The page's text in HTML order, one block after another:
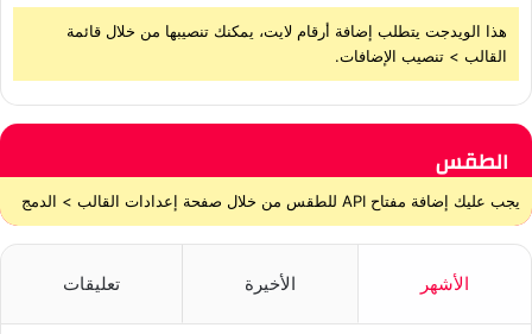
هذا الويدجت يتطلب إضافة أرقام لايت، يمكنك تنصيبها من خلال قائمة
القالب > تنصيب الإضافات.
الطقس
يجب عليك إضافة مفتاح API للطقس من خلال صفحة إعدادات القالب > الدمج
الأشهر الأخيرة تعليقات